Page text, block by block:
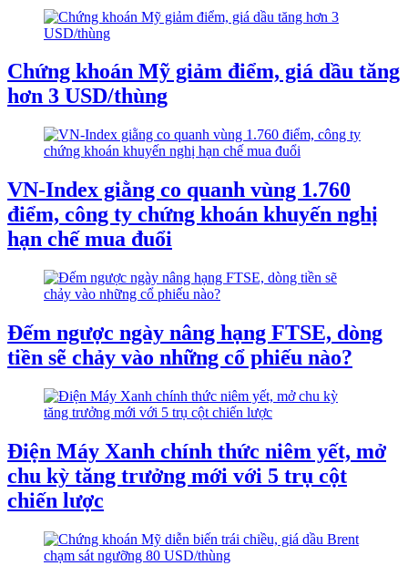
Chứng khoán Mỹ giảm điểm, giá dầu tăng
hơn 3 USD/thùng
VN-Index giằng co quanh vùng 1.760
điểm, công ty chứng khoán khuyến nghị
hạn chế mua đuổi
Đếm ngược ngày nâng hạng FTSE, dòng
tiền sẽ chảy vào những cổ phiếu nào?
Điện Máy Xanh chính thức niêm yết, mở
chu kỳ tăng trưởng mới với 5 trụ cột
chiến lược